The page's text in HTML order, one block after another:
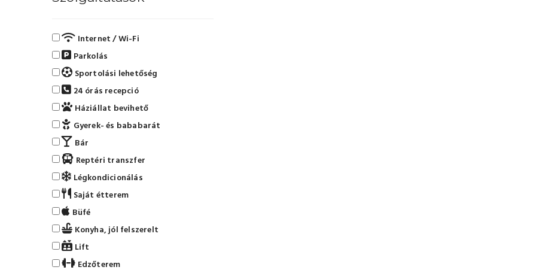
Internet / Wi-Fi
Parkolás
Sportolási lehetőség
24 órás recepció
Háziállat bevihető
Gyerek- és bababarát
Bár
Reptéri transzfer
Légkondicionálás
Saját étterem
Büfé
Konyha, jól felszerelt
Lift
Edzőterem